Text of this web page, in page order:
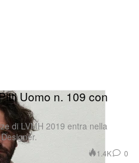
Uomo n. 109 con
di LVMH 2019 entra nella
1.4K 0